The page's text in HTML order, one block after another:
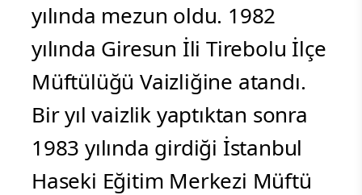
yılında mezun oldu. 1982
yılında Giresun İli Tirebolu İlçe
Müftülüğü Vaizliğine atandı.
Bir yıl vaizlik yaptıktan sonra
1983 yılında girdiği İstanbul
Haseki Eğitim Merkezi Müftü